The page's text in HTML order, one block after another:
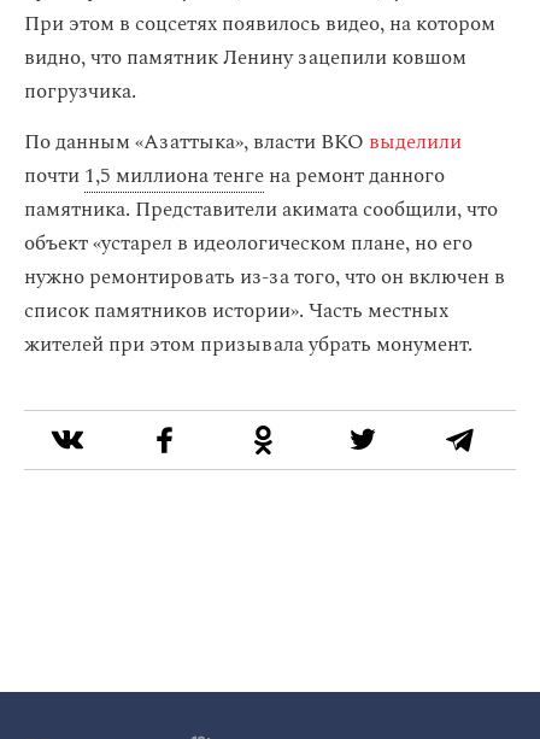
При этом в соцсетях появилось видео, на котором
видно, что памятник Ленину зацепили ковшом
погрузчика.
По данным «Азаттыка», власти ВКО выделили
почти1,5 миллиона тенгена ремонт данного
памятника. Представители акимата сообщили, что
объект «устарел в идеологическом плане, но его
нужно ремонтировать из-за того, что он включен в
список памятников истории». Часть местных
жителей при этом призывала убрать монумент.